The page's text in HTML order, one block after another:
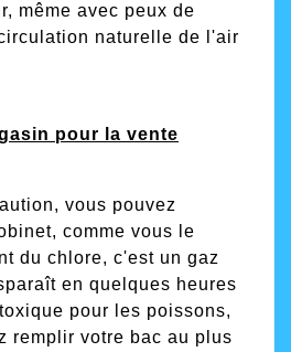
même avec peux de
naturelle de l'air
pour la vente
vous pouvez
comme vous le
du chlore, c'est un gaz
en quelques heures
pour les poissons,
remplir votre bac au plus